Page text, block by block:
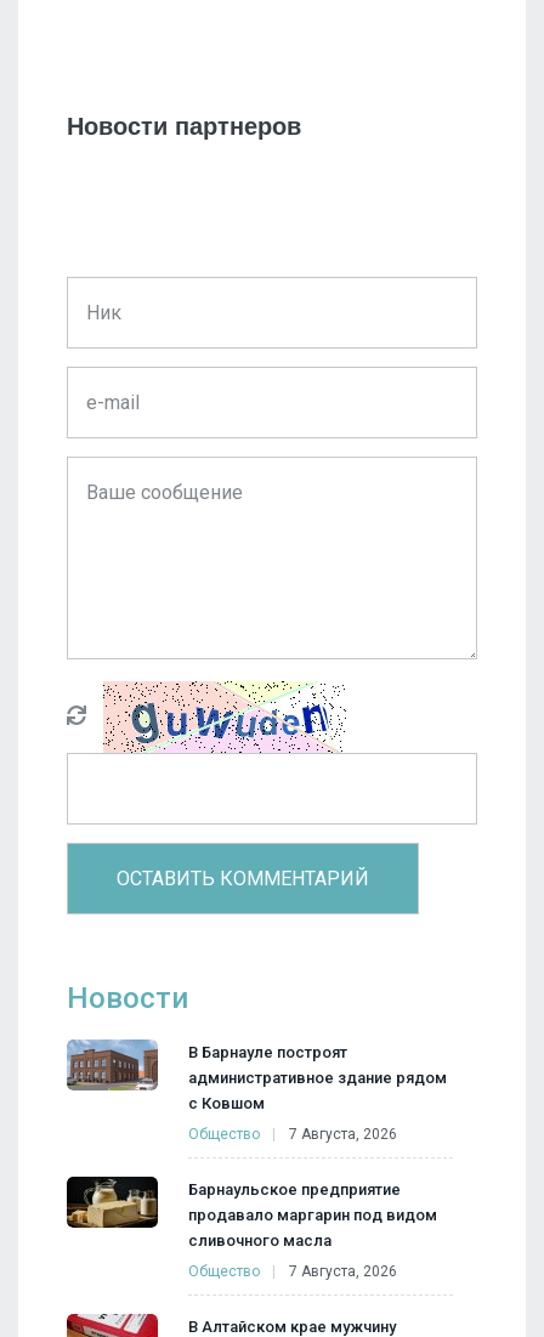
Новости партнеров
Новости
В Барнауле построят
административное здание рядом
с Ковшом
Общество 7 Августа, 2026
Барнаульское предприятие
продавало маргарин под видом
сливочного масла
Общество 7 Августа, 2026
В Алтайском крае мужчину